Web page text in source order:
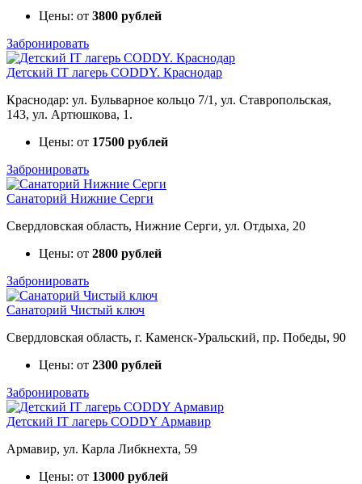
Цены: от 3800 рублей
Забронировать
Детский IT лагерь CODDY. Краснодар
Краснодар: ул. Бульварное кольцо 7/1, ул. Ставропольская,
143, ул. Артюшкова, 1.
Цены: от 17500 рублей
Забронировать
Санаторий Нижние Серги
Свердловская область, Нижние Серги, ул. Отдыха, 20
Цены: от 2800 рублей
Забронировать
Санаторий Чистый ключ
Свердловская область, г. Каменск-Уральский, пр. Победы, 90
Цены: от 2300 рублей
Забронировать
Детский IT лагерь CODDY Армавир
Армавир, ул. Карла Либкнехта, 59
Цены: от 13000 рублей